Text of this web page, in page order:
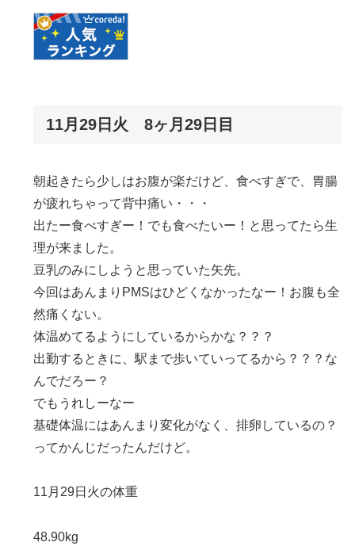
11月29日火 8ヶ月29日目
朝起きたら少しはお腹が楽だけど、食べすぎで、胃腸
が疲れちゃって背中痛い・・・
出たー食べすぎー！でも食べたいー！と思ってたら生
理が来ました。
豆乳のみにしようと思っていた矢先。
今回はあんまりPMSはひどくなかったなー！お腹も全
然痛くない。
体温めてるようにしているからかな？？？
出勤するときに、駅まで歩いていってるから？？？な
んでだろー？
でもうれしーなー
基礎体温にはあんまり変化がなく、排卵しているの？
ってかんじだったんだけど。
11月29日火の体重
48.90kg